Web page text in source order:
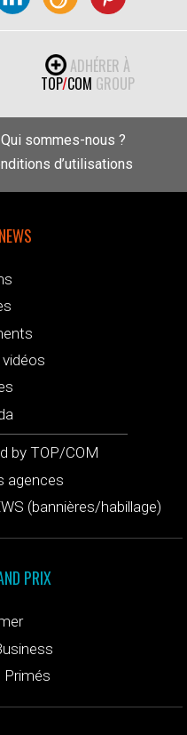
ADHÉRER À
TOP/COM GROUP
Qui sommes-nous ?
d’utilisations
NEWS
by TOP/COM
agences
(bannières/habillage)
PRIX
Primés